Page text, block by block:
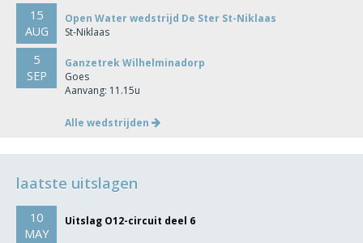
15
AUG
Open Water wedstrijd De Ster St-Niklaas
St-Niklaas
5
SEP
Ganzetrek Wilhelminadorp
Goes
Aanvang: 11.15u
Alle wedstrijden
laatste uitslagen
10
MAY
Uitslag O12-circuit deel 6